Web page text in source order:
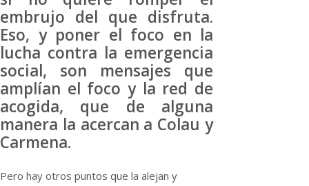
embrujo del que disfruta.
Eso, y poner el foco en la
lucha contra la emergencia
social, son mensajes que
amplían el foco y la red de
acogida, que de alguna
manera la acercan a Colau y
Carmena.
Pero hay otros puntos que la alejan y